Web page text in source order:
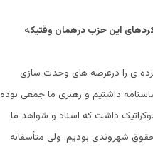
این حزب درهمان وقتیکه
ی را درعرصه های وحدت سازی
داشتیم و رهبری ما جمعی بوده
داشت که اسناد و شواهد ما
شهروندی بودیم. ولی متأسفانه